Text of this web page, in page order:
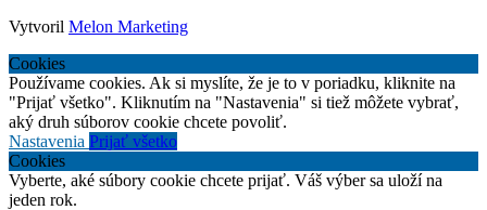
Vytvoril Melon Marketing
Cookies
Používame cookies. Ak si myslíte, že je to v poriadku, kliknite na
"Prijať všetko". Kliknutím na "Nastavenia" si tiež môžete vybrať,
aký druh súborov cookie chcete povoliť.
Nastavenia Prijať všetko
Cookies
Vyberte, aké súbory cookie chcete prijať. Váš výber sa uloží na
jeden rok.